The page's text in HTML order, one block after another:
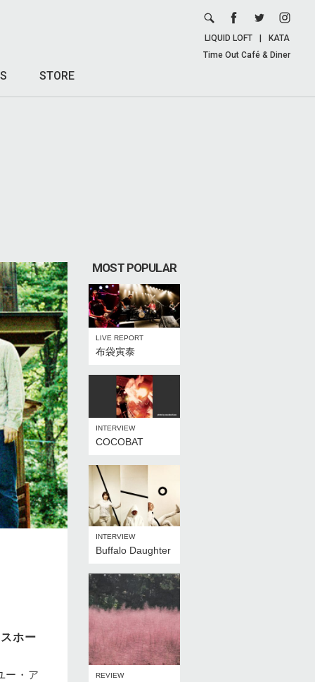
STORE
LIQUID LOFT
KATA
Time Out Café & Diner
ホー
ー・ア
MOST POPULAR
LIVE REPORT
布袋寅泰
INTERVIEW
COCOBAT
INTERVIEW
Buffalo Daughter
REVIEW